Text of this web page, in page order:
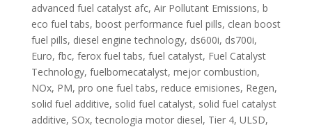
advanced fuel catalyst afc, Air Pollutant Emissions, b
eco fuel tabs, boost performance fuel pills, clean boost
fuel pills, diesel engine technology, ds600i, ds700i,
Euro, fbc, ferox fuel tabs, fuel catalyst, Fuel Catalyst
Technology, fuelbornecatalyst, mejor combustion,
NOx, PM, pro one fuel tabs, reduce emisiones, Regen,
solid fuel additive, solid fuel catalyst, solid fuel catalyst
additive, SOx,tecnologia motor diesel, Tier 4, ULSD,